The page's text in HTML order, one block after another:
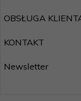
OBSŁUGA
KONTAKT
Newsletter